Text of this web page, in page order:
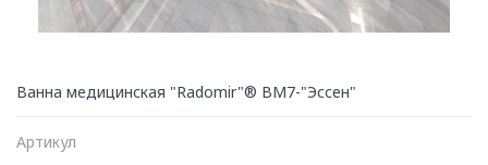
Ванна медицинская "Radomir"® ВМ7-"Эссен"
Артикул